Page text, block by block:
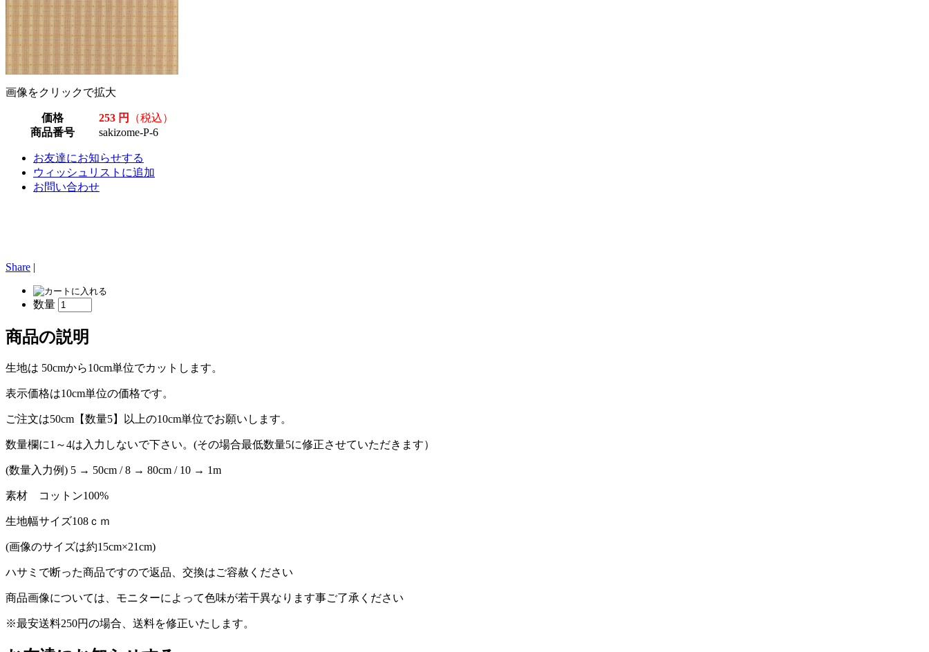
画像をクリックで拡大
価格 253 円
（税込）
商品番号
sakizome-P-6
お友達にお知らせする
ウィッシュリストに追加
お問い合わせ
Share |
数量
商品の説明
生地は 50cmから10cm単位でカットします。
表示価格は10cm単位の価格です。
ご注文は50cm【数量5】以上の10cm単位でお願いします。
数量欄に1～4は入力しないで下さい。(その場合最低数量5に修正させていただきます）
(数量入力例) 5 → 50cm / 8 → 80cm / 10 → 1m
素材 コットン100%
生地幅サイズ108ｃｍ
(画像のサイズは約15cm×21cm)
ハサミで断った商品ですので返品、交換はご容赦ください
商品画像については、モニターによって色味が若干異なります事ご了承ください
※最安送料250円の場合、送料を修正いたします。